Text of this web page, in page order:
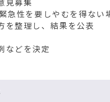
見募集
急性を要しやむを得ない
を整理し、結果を公表
などを決定